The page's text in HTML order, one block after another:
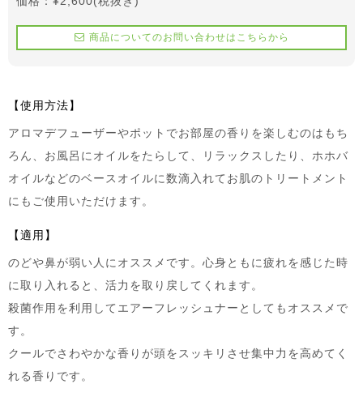
商品についてのお問い合わせはこちらから
【使用方法】
アロマデフューザーやポットでお部屋の香りを楽しむのはもち
ろん、お風呂にオイルをたらして、リラックスしたり、ホホバ
オイルなどのベースオイルに数滴入れてお肌のトリートメント
にもご使用いただけます。
【適用】
のどや鼻が弱い人にオススメです。心身ともに疲れを感じた時
に取り入れると、活力を取り戻してくれます。
殺菌作用を利用してエアーフレッシュナーとしてもオススメで
す。
クールでさわやかな香りが頭をスッキリさせ集中力を高めてく
れる香りです。